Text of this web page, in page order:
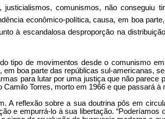
comunismos, não con­seguiu
econômico-política, causa, em boa
à escandalosa desproporção na
tipo de movimentos desde o comunis­mo
boa parte das repúblicas sul-americanas,
para lutar por uma justiça que não parece
Torres, morto em 1966 e que passará à
A reflexão sobre a sua doutrina pôs em
e empurrá-lo à sua libertação.